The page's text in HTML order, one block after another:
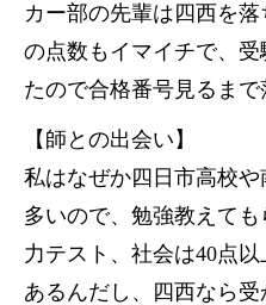
カー部の先輩は四西を
の点数もイマイチで、
たので合格番号見るまで
【師との出会い】
私はなぜか四日市高校
多いので、勉強教えて
力テスト、社会は40点
あるんだし、四西なら